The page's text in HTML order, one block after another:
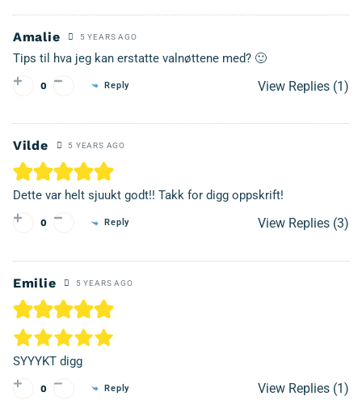
Amalie 5 YEARS AGO
Tips til hva jeg kan erstatte valnøttene med? 🙂
0 Reply View Replies (1)
Vilde 5 YEARS AGO
Dette var helt sjuukt godt!! Takk for digg oppskrift!
0 Reply View Replies (3)
Emilie 5 YEARS AGO
SYYYKT digg
0 Reply View Replies (1)